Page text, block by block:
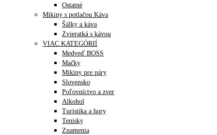
Ostatné
Mikiny s potlačou Káva
Šálky a káva
Zvieratká s kávou
VIAC KATEGÓRIÍ
Medveď BOSS
Mačky
Mikiny pre páry
Slovensko
Poľovníctvo a zver
Alkohol
Turistika a hory
Tenisky
Znamenia